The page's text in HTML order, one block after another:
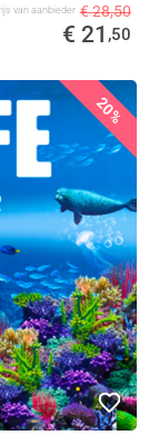
van aanbieder € 28,50
€ 21 ,50
20%